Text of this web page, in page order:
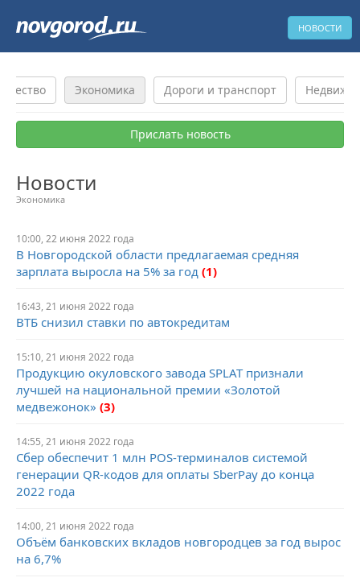
НОВОСТИ
Экономика Дороги и транспорт
Прислать новость
Новости
Экономика
10:00, 22 июня 2022 года
В Новгородской области предлагаемая средняя
зарплата выросла на 5% за год (1)
16:43, 21 июня 2022 года
ВТБ снизил ставки по автокредитам
15:10, 21 июня 2022 года
Продукцию окуловского завода SPLAT признали
лучшей на национальной премии «Золотой
медвежонок» (3)
14:55, 21 июня 2022 года
Сбер обеспечит 1 млн POS-терминалов системой
генерации QR-кодов для оплаты SberPay до конца
2022 года
14:00, 21 июня 2022 года
Объём банковских вкладов новгородцев за год вырос
на 6,7%